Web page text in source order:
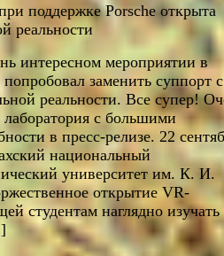
интересном мероприятии в
заменить суппорт с
реальности. Все супер!
лаборатория с большими
в пресс-релизе. 22
национальный
университет им. К. И.
открытие VR-
студентам наглядно изучать